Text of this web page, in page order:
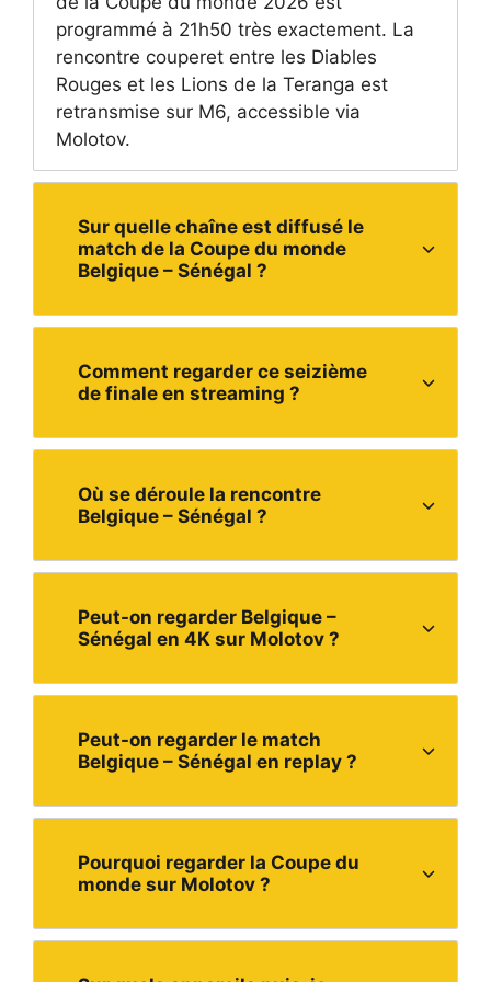
programmé à 21h50 très exactement. La
rencontre couperet entre les Diables
Rouges et les Lions de la Teranga est
retransmise sur M6, accessible via
Molotov.
Sur quelle chaîne est diffusé le
match de la Coupe du monde
Belgique – Sénégal ?
Comment regarder ce seizième
de finale en streaming ?
Où se déroule la rencontre
Belgique – Sénégal ?
Peut-on regarder Belgique –
Sénégal en 4K sur Molotov ?
Peut-on regarder le match
Belgique – Sénégal en replay ?
Pourquoi regarder la Coupe du
monde sur Molotov ?